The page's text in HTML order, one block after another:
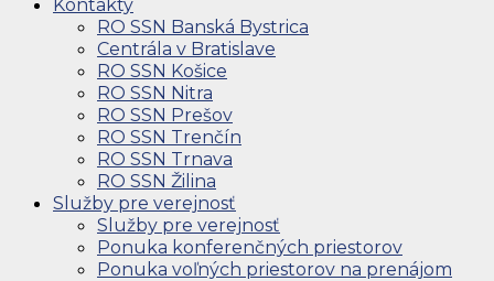
Kontakty
RO SSN Banská Bystrica
Centrála v Bratislave
RO SSN Košice
RO SSN Nitra
RO SSN Prešov
RO SSN Trenčín
RO SSN Trnava
RO SSN Žilina
Služby pre verejnosť
Služby pre verejnosť
Ponuka konferenčných priestorov
Ponuka voľných priestorov na prenájom